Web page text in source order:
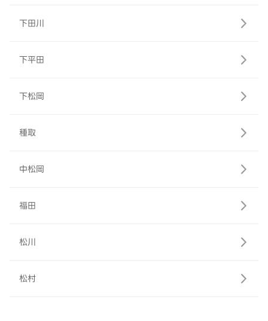
下田川
下平田
下松岡
種取
中松岡
福田
松川
松村